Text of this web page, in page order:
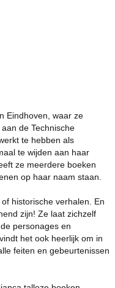
Eindhoven, waar ze
de Technische
te hebben als
te wijden aan haar
ze meerdere boeken
op haar naam staan.
historische verhalen. En
zijn! Ze laat zichzelf
personages en
het ook heerlijk om in
feiten en gebeurtenissen